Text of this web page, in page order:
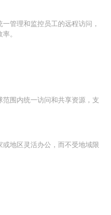
管理和监控员工的远程访问，
。
范围内统一访问和共享资源，支
或地区灵活办公，而不受地域限